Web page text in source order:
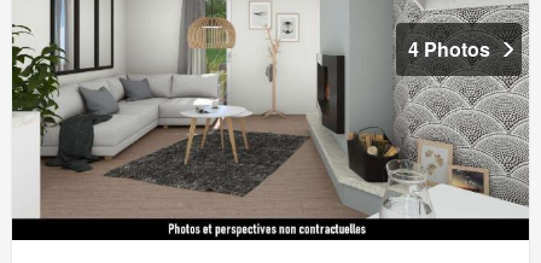
4 Photos